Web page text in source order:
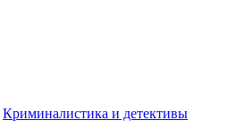
Криминалистика и детективы